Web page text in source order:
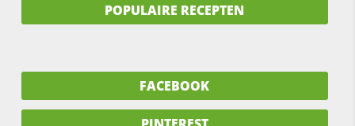
POPULAIRE RECEPTEN
FACEBOOK